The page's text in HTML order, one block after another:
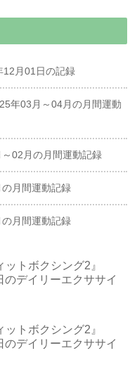
12月01日の記録
年03月～04月の月間運動
02月の月間運動記録
の月間運動記録
の月間運動記録
ットボクシング2』
のデイリーエクササイ
ットボクシング2』
のデイリーエクササイ